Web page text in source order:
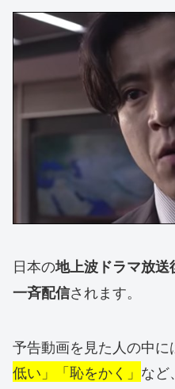
日本の地上波ドラマ放
一斉配信されます。
予告動画を見た人の中に
低い」「恥をかく」 など